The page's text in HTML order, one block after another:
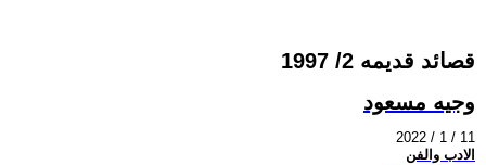
قصائد قديمه 2/ 1997
وجيه مسعود
2022 / 1 / 11
الادب والفن